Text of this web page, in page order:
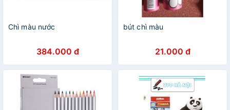
Chì màu nước
384.000 đ
bút chì màu
21.000 đ